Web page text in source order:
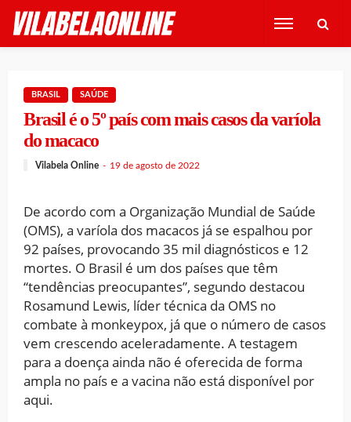
BRASIL SAÚDE
Brasil é o 5º país com mais casos da varíola
do macaco
Vilabela Online 19 de agosto de 2022
De acordo com a Organização Mundial de Saúde
(OMS), a varíola dos macacos já se espalhou por
92 países, provocando 35 mil diagnósticos e 12
mortes. O Brasil é um dos países que têm
“tendências preocupantes”, segundo destacou
Rosamund Lewis, líder técnica da OMS no
combate à monkeypox, já que o número de casos
vem crescendo aceleradamente. A testagem
para a doença ainda não é oferecida de forma
ampla no país e a vacina não está disponível por
aqui.